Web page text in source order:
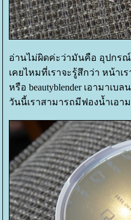
อ่านไม่ผิดค่ะว่ามันคือ อุปกร
เคยไหมที่เราจะรู้สึกว่า หน้าเ
หรือ beautyblender เอามาเบ
วันนี้เราสามารถมีฟองน้ำเอา